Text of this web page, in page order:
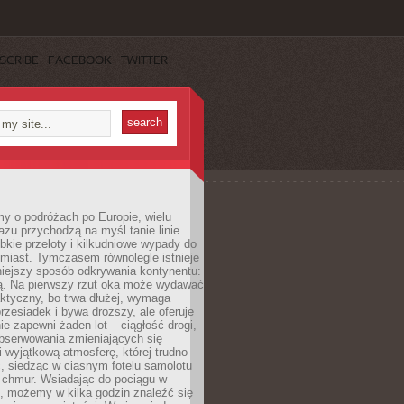
FACEBOOK TWITTER
o podróżach po Europie, wielu
przychodzą na myśl tanie linie
przeloty i kilkudniowe wypady do
Tymczasem równolegle istnieje
sposób odkrywania kontynentu:
Na pierwszy rzut oka może wydawać
bo trwa dłużej, wymaga
i bywa droższy, ale oferuje
zapewni żaden lot – ciągłość drogi,
zmieniających się
wyjątkową atmosferę, której trudno
siedząc w ciasnym fotelu samolotu
Wsiadając do pociągu w
możemy w kilka godzin znaleźć się